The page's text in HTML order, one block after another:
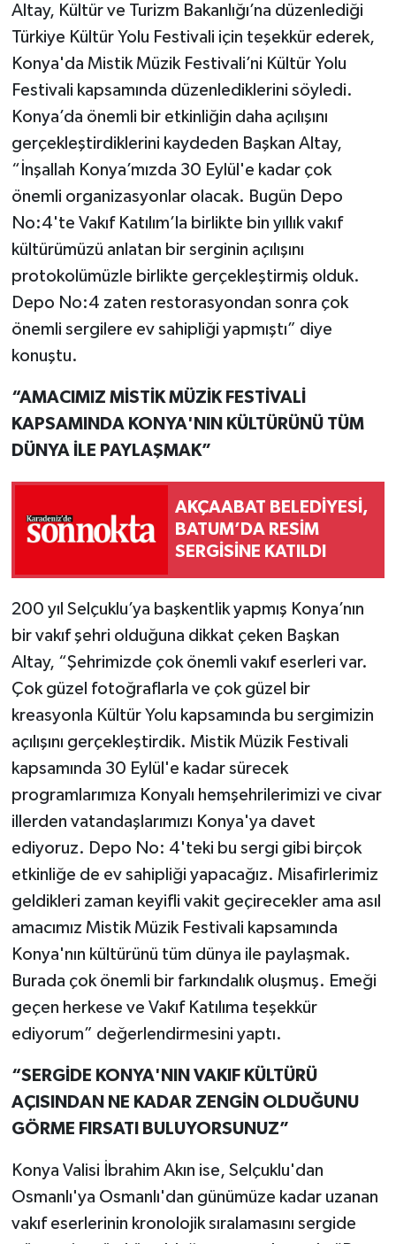
Altay, Kültür ve Turizm Bakanlığı’na düzenlediği
Türkiye Kültür Yolu Festivali için teşekkür ederek,
Konya'da Mistik Müzik Festivali’ni Kültür Yolu
Festivali kapsamında düzenlediklerini söyledi.
Konya’da önemli bir etkinliğin daha açılışını
gerçekleştirdiklerini kaydeden Başkan Altay,
“İnşallah Konya’mızda 30 Eylül'e kadar çok
önemli organizasyonlar olacak. Bugün Depo
No:4'te Vakıf Katılım’la birlikte bin yıllık vakıf
kültürümüzü anlatan bir serginin açılışını
protokolümüzle birlikte gerçekleştirmiş olduk.
Depo No:4 zaten restorasyondan sonra çok
önemli sergilere ev sahipliği yapmıştı” diye
konuştu.
“AMACIMIZ MİSTİK MÜZİK FESTİVALİ
KAPSAMINDA KONYA'NIN KÜLTÜRÜNÜ TÜM
DÜNYA İLE PAYLAŞMAK”
AKÇAABAT BELEDİYESİ,
BATUM’DA RESİM
SERGİSİNE KATILDI
200 yıl Selçuklu’ya başkentlik yapmış Konya’nın
bir vakıf şehri olduğuna dikkat çeken Başkan
Altay, “Şehrimizde çok önemli vakıf eserleri var.
Çok güzel fotoğraflarla ve çok güzel bir
kreasyonla Kültür Yolu kapsamında bu sergimizin
açılışını gerçekleştirdik. Mistik Müzik Festivali
kapsamında 30 Eylül'e kadar sürecek
programlarımıza Konyalı hemşehrilerimizi ve civar
illerden vatandaşlarımızı Konya'ya davet
ediyoruz. Depo No: 4'teki bu sergi gibi birçok
etkinliğe de ev sahipliği yapacağız. Misafirlerimiz
geldikleri zaman keyifli vakit geçirecekler ama asıl
amacımız Mistik Müzik Festivali kapsamında
Konya'nın kültürünü tüm dünya ile paylaşmak.
Burada çok önemli bir farkındalık oluşmuş. Emeği
geçen herkese ve Vakıf Katılıma teşekkür
ediyorum” değerlendirmesini yaptı.
“SERGİDE KONYA'NIN VAKIF KÜLTÜRÜ
AÇISINDAN NE KADAR ZENGİN OLDUĞUNU
GÖRME FIRSATI BULUYORSUNUZ”
Konya Valisi İbrahim Akın ise, Selçuklu'dan
Osmanlı'ya Osmanlı'dan günümüze kadar uzanan
vakıf eserlerinin kronolojik sıralamasını sergide